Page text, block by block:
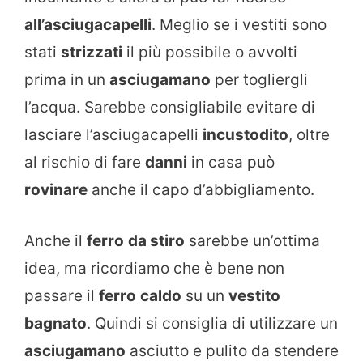
all’asciugacapelli. Meglio se i vestiti sono
stati strizzati il più possibile o avvolti
prima in un asciugamano per togliergli
l’acqua. Sarebbe consigliabile evitare di
lasciare l’asciugacapelli incustodito, oltre
al rischio di fare danni in casa può
rovinare anche il capo d’abbigliamento.
Anche il ferro da stiro sarebbe un’ottima
idea, ma ricordiamo che è bene non
passare il ferro caldo su un vestito
bagnato. Quindi si consiglia di utilizzare un
asciugamano asciutto e pulito da stendere